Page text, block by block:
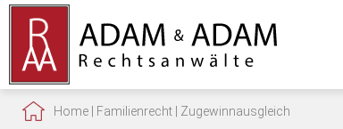
Home Familienrecht Zugewinnausgleich